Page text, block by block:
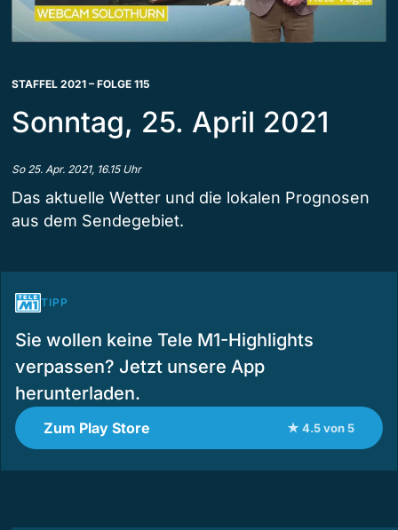
STAFFEL 2021 – FOLGE 115
Sonntag, 25. April 2021
So 25. Apr. 2021, 16.15 Uhr
Das aktuelle Wetter und die lokalen Prognosen
aus dem Sendegebiet.
TIPP
Sie wollen keine Tele M1-Highlights
verpassen? Jetzt unsere App
herunterladen.
Zum Play Store ★ 4.5 von 5